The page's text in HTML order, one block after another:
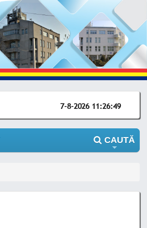
7-8-2026 11:26:49
CAUTĂ